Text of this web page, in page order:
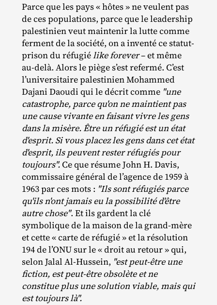
Parce que les pays « hôtes » ne veulent pas
de ces populations, parce que le leadership
palestinien veut maintenir la lutte comme
ferment de la société, on a inventé ce statut‐​
prison du réfugiélike forever– et même
au‐​delà. Alors le piège s’est refermé. C’est
l’universitaire palestinien Mohammed
Dajani Daoudi qui le décrit comme "une
catastrophe, parce qu'on ne maintient pas
une cause vivante en faisant vivre les gens
dans la misère. Être un réfugié est un état
d'esprit. Si vous placez les gens dans cet état
d'esprit, ils peuvent rester réfugiés pour
toujours".Ce que résume John H. Davis,
commissaire général de l’agence de 1959 à
1963 par ces mots : "Ils sont réfugiés parce
qu'ils n'ont jamais eu la possibilité d'être
autre chose". Et ils gardent la clé
symbolique de la maison de la grand‐​mère
et cette « carte de réfugié » et la résolution
194 de l’ONU sur le « droit au retour » qui,
selon Jalal Al‐​Hussein, "est peut-être une
fiction, est peut-être obsolète et ne
constitue plus une solution viable, mais qui
est toujours là".